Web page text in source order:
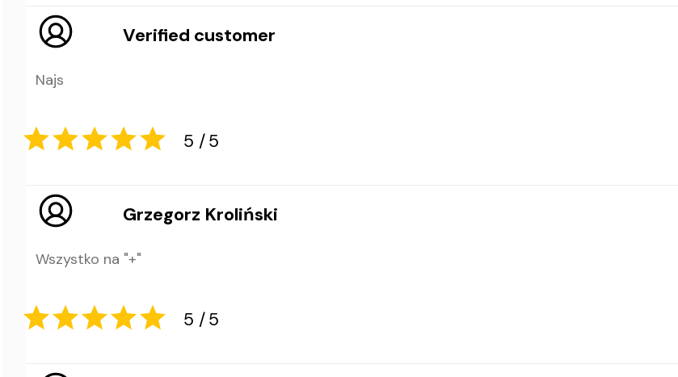
Verified customer
Najs
Grzegorz Kroliński
Wszystko na "+"